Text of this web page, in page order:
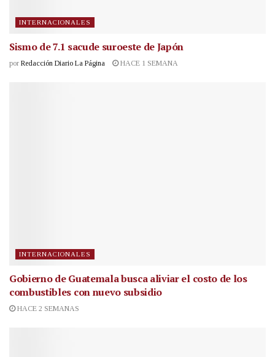
INTERNACIONALES
Sismo de 7.1 sacude suroeste de Japón
por Redacción Diario La Página HACE 1 SEMANA
INTERNACIONALES
Gobierno de Guatemala busca aliviar el costo de los
combustibles con nuevo subsidio
HACE 2 SEMANAS